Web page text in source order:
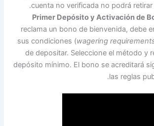
cuenta no verificada no podrá retirar
Primer Depósito y Activación de
reclama un bono de bienvenida, debe
sus condiciones (wagering
de depositar. Seleccione el método y
depósito mínimo. El bono se acreditará
las reglas